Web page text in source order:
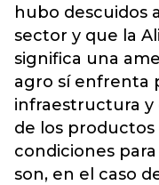
hubo descuidos
sector y que la
significa una
agro sí enfrenta
infraestructura y
de los
condiciones
son, en el caso